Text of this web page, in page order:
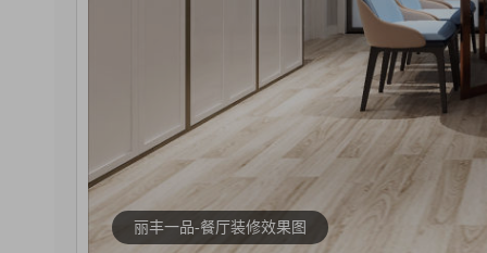
丽丰一品-餐厅装修效果图